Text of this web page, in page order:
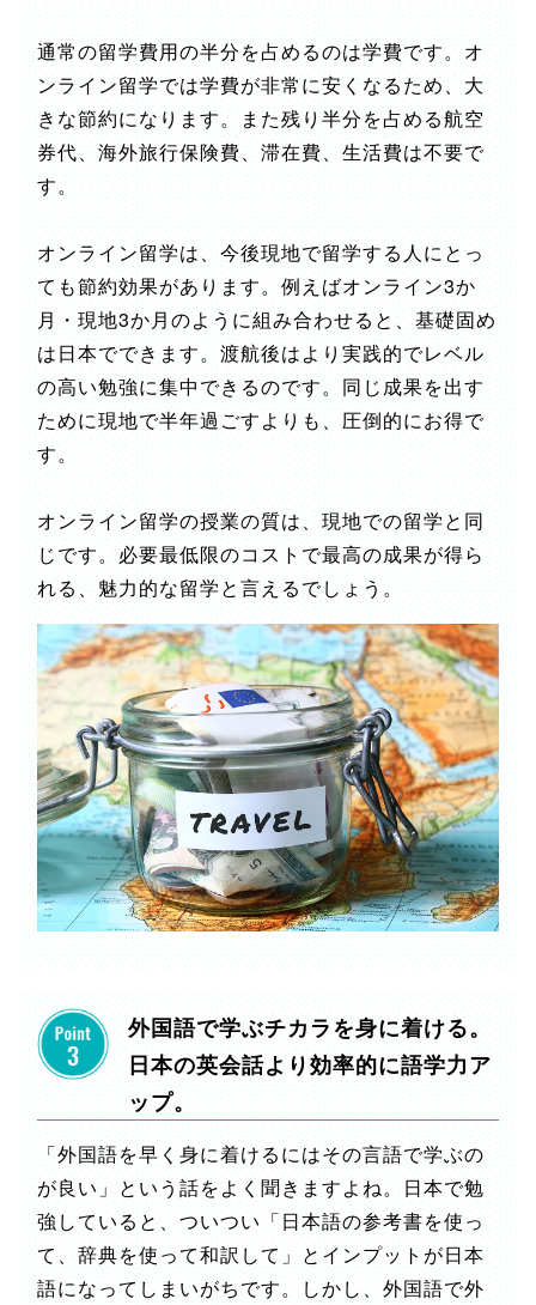
通常の留学費用の半分を占めるのは学費です。オ
ンライン留学では学費が非常に安くなるため、大
きな節約になります。また残り半分を占める航空
券代、海外旅行保険費、滞在費、生活費は不要で
す。
オンライン留学は、今後現地で留学する人にとっ
ても節約効果があります。例えばオンライン3か
月・現地3か月のように組み合わせると、基礎固め
は日本でできます。渡航後はより実践的でレベル
の高い勉強に集中できるのです。同じ成果を出す
ために現地で半年過ごすよりも、圧倒的にお得で
す。
オンライン留学の授業の質は、現地での留学と同
じです。必要最低限のコストで最高の成果が得ら
れる、魅力的な留学と言えるでしょう。
外国語で学ぶチカラを身に着ける。
日本の英会話より効率的に語学力ア
ップ。
「外国語を早く身に着けるにはその言語で学ぶの
が良い」という話をよく聞きますよね。日本で勉
強していると、ついつい「日本語の参考書を使っ
て、辞典を使って和訳して」とインプットが日本
語になってしまいがちです。しかし、外国語で外